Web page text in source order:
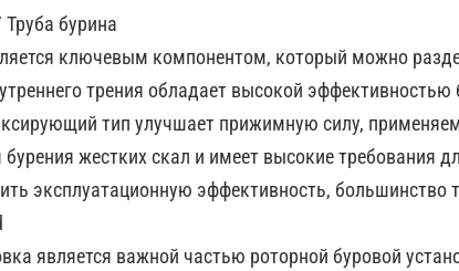
бурина
ключевым компонентом, который можно
трения обладает высокой
тип улучшает прижимную силу,
бурения жестких скал и имеет высокие требования
эксплуатационную эффективность,
является важной частью роторной буровой